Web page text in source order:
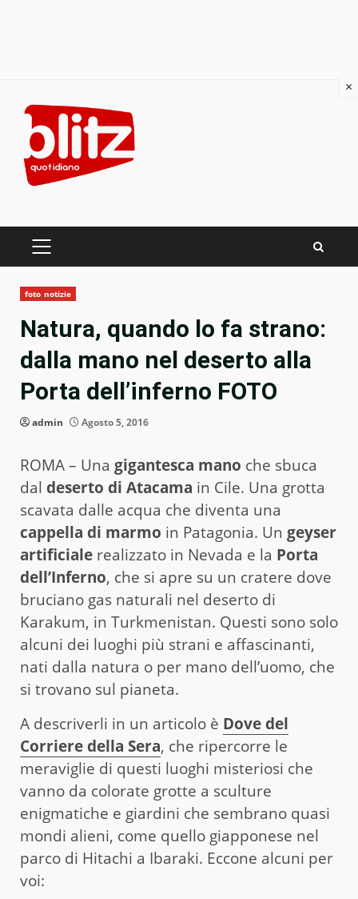
content
PRIMARY
foto notizie
Natura, quando lo fa strano:
dalla mano nel deserto alla
Porta dell’inferno FOTO
admin Agosto 5, 2016
ROMA – Una gigantesca mano che sbuca
dal deserto di Atacama in Cile. Una grotta
scavata dalle acqua che diventa una
cappella di marmo in Patagonia. Un geyser
artificiale realizzato in Nevada e la Porta
dell’Inferno, che si apre su un cratere dove
bruciano gas naturali nel deserto di
Karakum, in Turkmenistan. Questi sono solo
alcuni dei luoghi più strani e affascinanti,
nati dalla natura o per mano dell’uomo, che
si trovano sul pianeta.
A descriverli in un articolo è Dove del
Corriere della Sera, che ripercorre le
meraviglie di questi luoghi misteriosi che
vanno da colorate grotte a sculture
enigmatiche e giardini che sembrano quasi
mondi alieni, come quello giapponese nel
parco di Hitachi a Ibaraki. Eccone alcuni per
voi:
×